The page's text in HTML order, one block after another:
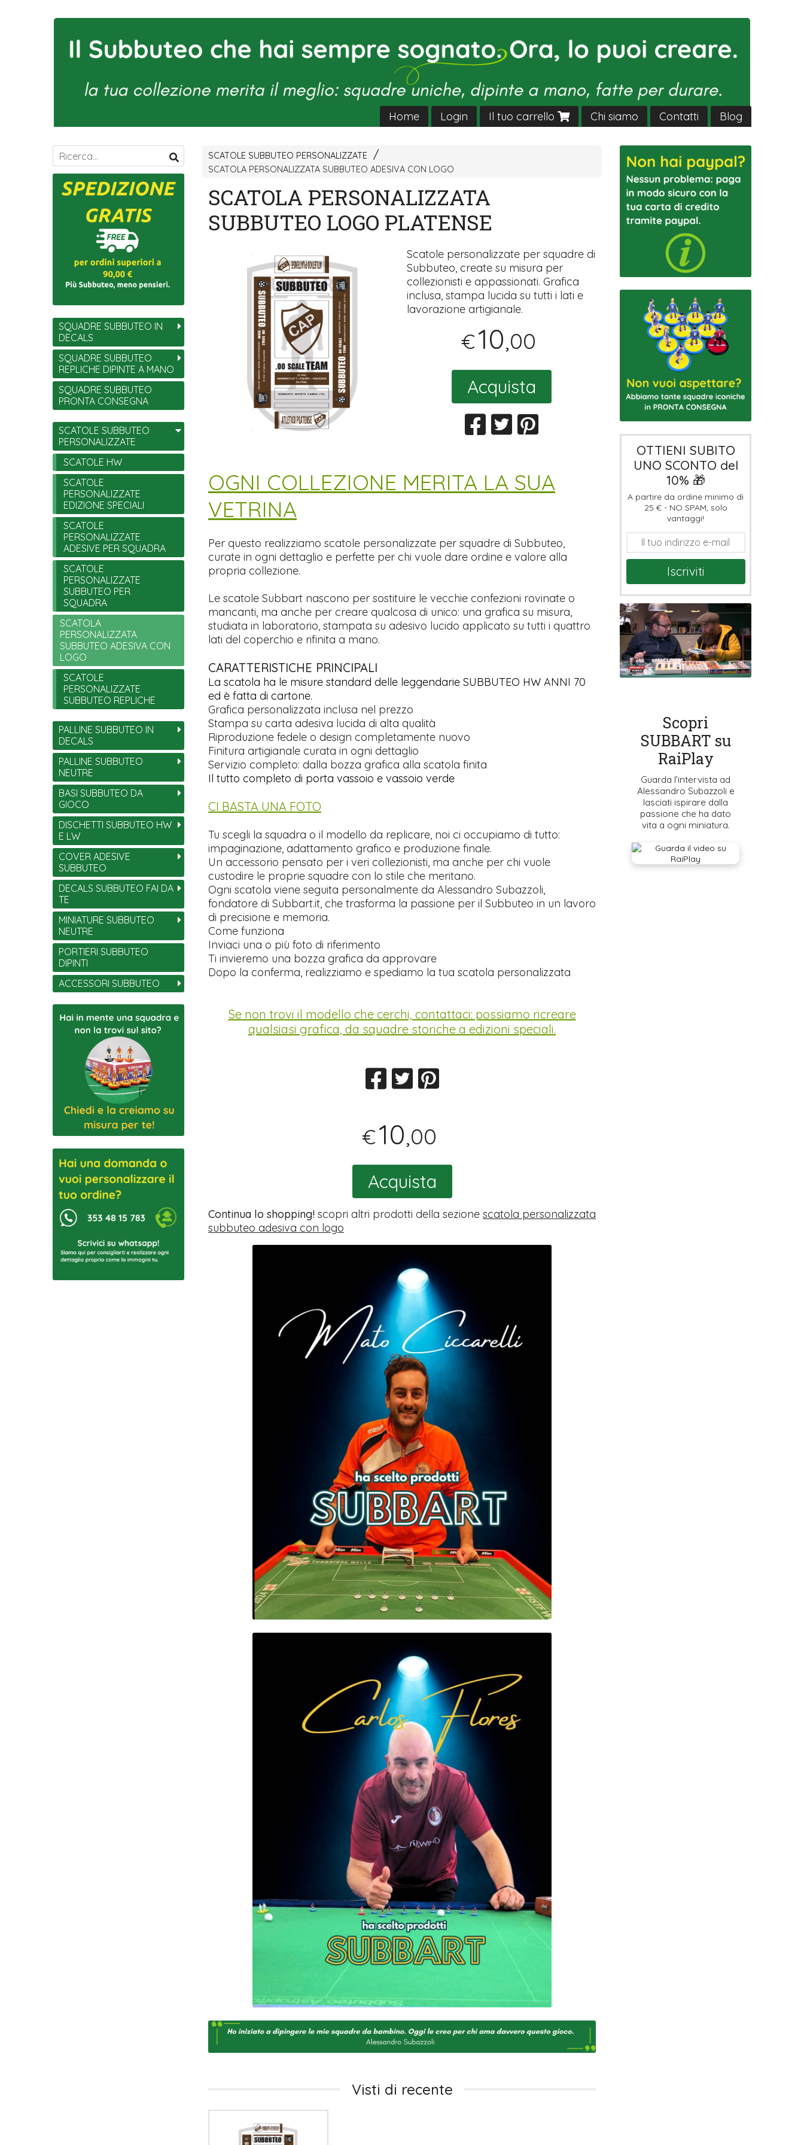
Home Login Il tuo carrello Chi siamo Contatti Blog
SCATOLE SUBBUTEO PERSONALIZZATE
SCATOLA PERSONALIZZATA SUBBUTEO ADESIVA CON LOGO
SCATOLA PERSONALIZZATA
SUBBUTEO LOGO PLATENSE
Scatole personalizzate per squadre di
Subbuteo, create su misura per
collezionisti e appassionati. Grafica
inclusa, stampa lucida su tutti i lati e
lavorazione artigianale.
€10,00
Acquista
​OGNI COLLEZIONE MERITA LA SUA
VETRINA
Per questo realizziamo scatole personalizzate per squadre di Subbuteo,
curate in ogni dettaglio e perfette per chi vuole dare ordine e valore alla
propria collezione.
Le scatole Subbart nascono per sostituire le vecchie confezioni rovinate o
mancanti, ma anche per creare qualcosa di unico: una grafica su misura,
studiata in laboratorio, stampata su adesivo lucido applicato su tutti i quattro
lati del coperchio e rifinita a mano.
CARATTERISTICHE PRINCIPALI
La scatola ha le misure standard delle leggendarie SUBBUTEO HW ANNI 70
ed è fatta di cartone.
Grafica personalizzata inclusa nel prezzo
Stampa su carta adesiva lucida di alta qualità
Riproduzione fedele o design completamente nuovo
Finitura artigianale curata in ogni dettaglio
Servizio completo: dalla bozza grafica alla scatola finita
Il tutto completo di porta vassoio e vassoio verde
CI BASTA UNA FOTO
Tu scegli la squadra o il modello da replicare, noi ci occupiamo di tutto:
impaginazione, adattamento grafico e produzione finale.
Un accessorio pensato per i veri collezionisti, ma anche per chi vuole
custodire le proprie squadre con lo stile che meritano.
Ogni scatola viene seguita personalmente da Alessandro Subazzoli,
fondatore di Subbart.it, che trasforma la passione per il Subbuteo in un lavoro
di precisione e memoria.
Come funziona
Inviaci una o più foto di riferimento
Ti invieremo una bozza grafica da approvare
Dopo la conferma, realizziamo e spediamo la tua scatola personalizzata
Se non trovi il modello che cerchi, contattaci: possiamo ricreare
qualsiasi grafica, da squadre storiche a edizioni speciali.
€10,00
Acquista
Continua lo shopping!scopri altri prodotti della sezione scatola personalizzata
subbuteo adesiva con logo
Visti di recente
SQUADRE SUBBUTEO IN
DECALS
SQUADRE SUBBUTEO
REPLICHE DIPINTE A MANO
SQUADRE SUBBUTEO
PRONTA CONSEGNA
SCATOLE SUBBUTEO
PERSONALIZZATE
SCATOLE HW
SCATOLE
PERSONALIZZATE
EDIZIONE SPECIALI
SCATOLE
PERSONALIZZATE
ADESIVE PER SQUADRA
SCATOLE
PERSONALIZZATE
SUBBUTEO PER
SQUADRA
SCATOLA
PERSONALIZZATA
SUBBUTEO ADESIVA CON
LOGO
SCATOLE
PERSONALIZZATE
SUBBUTEO REPLICHE
PALLINE SUBBUTEO IN
DECALS
PALLINE SUBBUTEO
NEUTRE
BASI SUBBUTEO DA
GIOCO
DISCHETTI SUBBUTEO HW
E LW
COVER ADESIVE
SUBBUTEO
DECALS SUBBUTEO FAI DA
TE
MINIATURE SUBBUTEO
NEUTRE
PORTIERI SUBBUTEO
DIPINTI
ACCESSORI SUBBUTEO
OTTIENI SUBITO
UNO SCONTO del
10% 🎁
A partire da ordine minimo di
25 € - NO SPAM, solo
vantaggi!
Iscriviti
Scopri
SUBBART su
RaiPlay
Guarda l’intervista ad
Alessandro Subazzoli e
lasciati ispirare dalla
passione che ha dato
vita a ogni miniatura.